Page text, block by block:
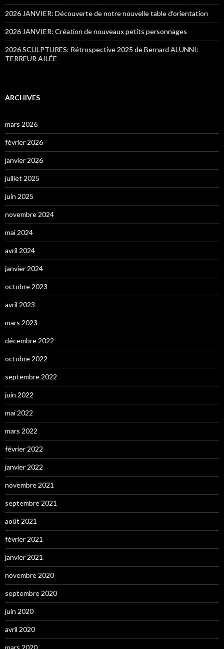
2026 JANVIER: Découverte de notre nouvelle table d’orientation
2026 JANVIER: Création de nouveaux petits personnages
2026 SCULPTURES: Rétrospective 2025 de Bernard ALUNNI:
TERREUR AILÉE
ARCHIVES
mars 2026
février 2026
janvier 2026
juillet 2025
juin 2025
novembre 2024
mai 2024
avril 2024
janvier 2024
octobre 2023
avril 2023
mars 2023
décembre 2022
octobre 2022
septembre 2022
juin 2022
mai 2022
mars 2022
février 2022
janvier 2022
novembre 2021
septembre 2021
août 2021
février 2021
janvier 2021
novembre 2020
septembre 2020
juin 2020
avril 2020
mars 2020